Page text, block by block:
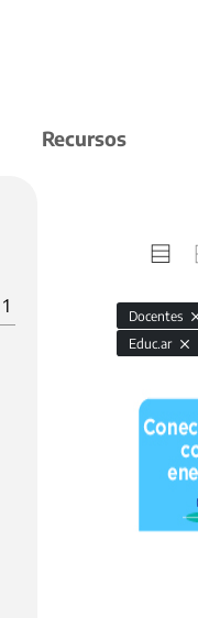
Recursos
1 Docentes
Educ.ar